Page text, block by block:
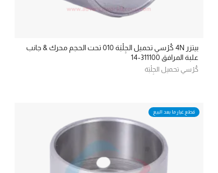
بيتزر 4N كُرْسي تحميل الجِلْبَة 010 تحت الحجم محرك & جانب
علبة المرافق 311100-14
كُرْسي تحميل الجِلْبَة
قطع غيار ما بعد البيع